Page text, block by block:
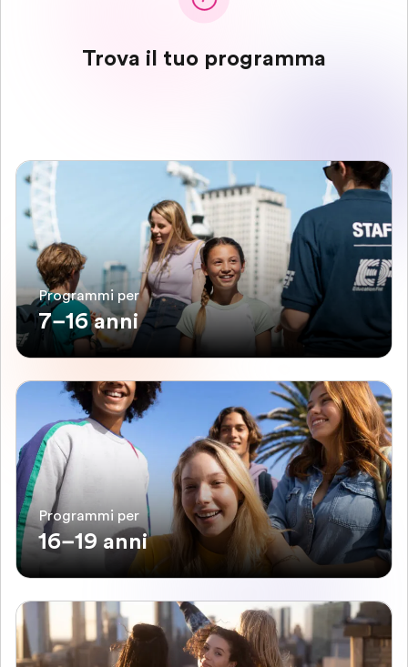
Trova il tuo programma
Programmi per
7–16 anni
Programmi per
16–19 anni